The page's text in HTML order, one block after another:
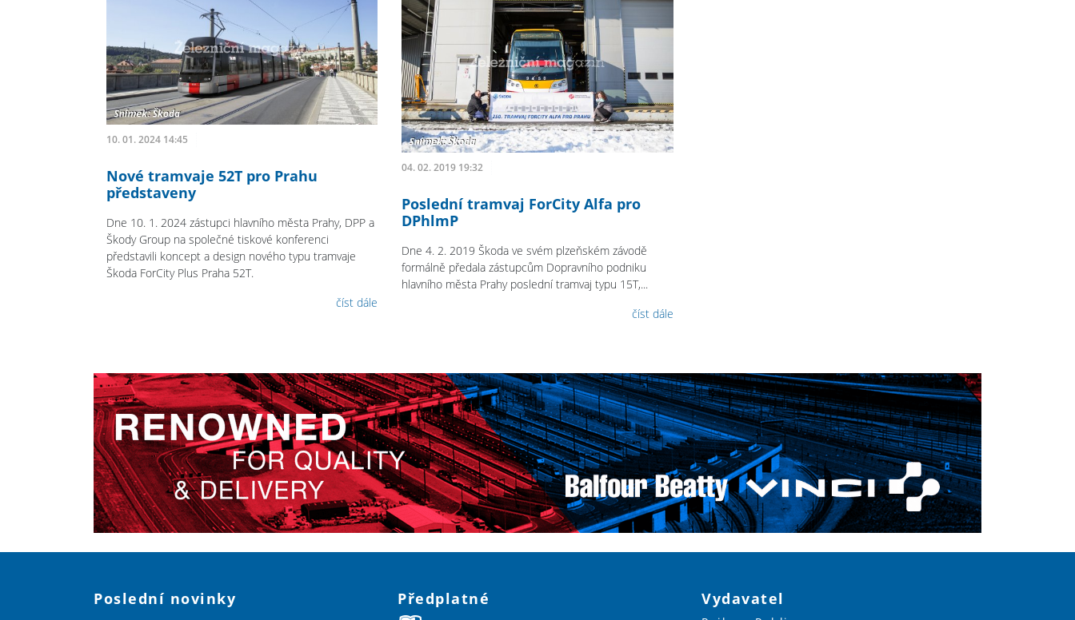
10. 01. 2024 14:45
Nové tramvaje 52T pro Prahu
představeny
Dne 10. 1. 2024 zástupci hlavního města Prahy, DPP a
Škody Group na společné tiskové konferenci
představili koncept a design nového typu tramvaje
Škoda ForCity Plus Praha 52T.
číst dále
04. 02. 2019 19:32
Poslední tramvaj ForCity Alfa pro
DPhlmP
Dne 4. 2. 2019 Škoda ve svém plzeňském závodě
formálně předala zástupcům Dopravního podniku
hlavního města Prahy poslední tramvaj typu 15T,...
číst dále
Poslední novinky Předplatné Vydavatel